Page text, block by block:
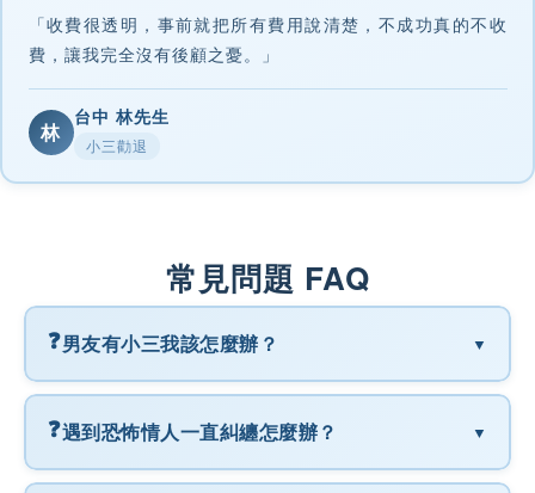
「收費很透明，事前就把所有費用說清楚，不成功真的不收
費，讓我完全沒有後顧之憂。」
林
台中 林先生
小三勸退
常見問題 FAQ
❓男友有小三我該怎麼辦？ ▼
❓遇到恐怖情人一直糾纏怎麼辦？ ▼